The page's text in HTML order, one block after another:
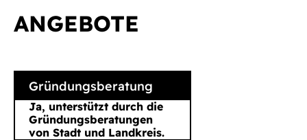
ANGEBOTE
Gründungsberatung
Ja, unterstützt durch die
Gründungsberatungen
von Stadt und Landkreis.